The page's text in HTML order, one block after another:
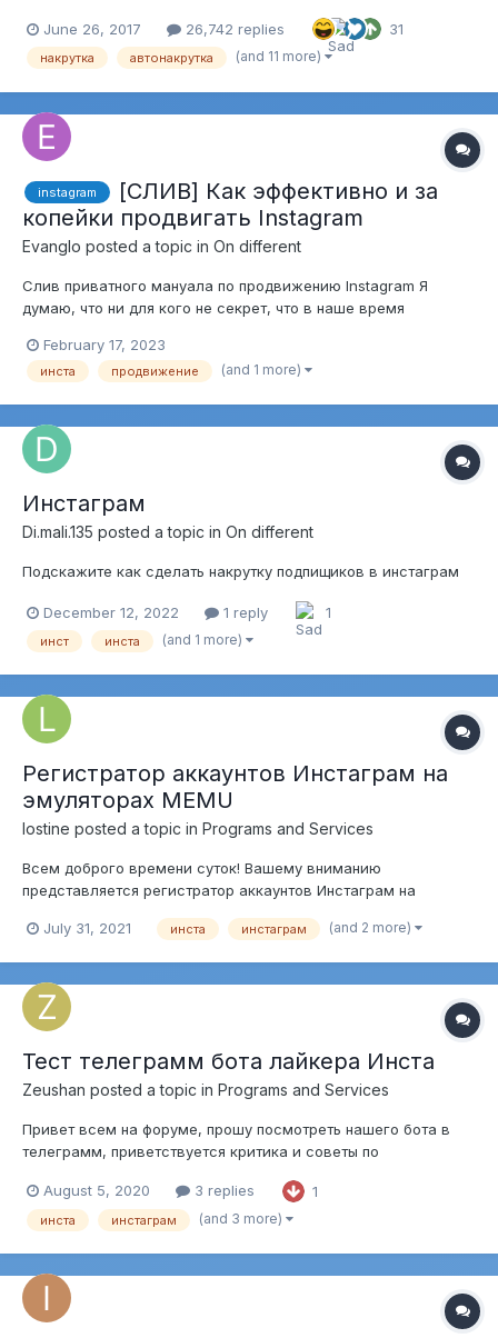
новости в этой теме. Не секрет, что у сервиса нет
полноценной тех-поддержки. Давайте сделаем жизнь друг
June 26, 2017 26,742 replies 31
накрутка автонакрутка (and 11 more)
instagram
[СЛИВ] Как эффективно и за
копейки продвигать Instagram
Evanglo posted a topic in On different
Слив приватного мануала по продвижению Instagram Я
думаю, что ни для кого не секрет, что в наше время
продвинуть свои страницы в соц. сетях. Кто-то покупает
прямую рекламу, кто-то настраивает таргетинговую, но лишь
February 17, 2023
инста продвижение (and 1 more)
Инстаграм
Di.mali.135 posted a topic in On different
Подскажите как сделать накрутку подпищиков в инстаграм
December 12, 2022 1 reply 1
инст инста (and 1 more)
Регистратор аккаунтов Инстаграм на
эмуляторах MEMU
lostine posted a topic in Programs and Services
Всем доброго времени суток! Вашему вниманию
представляется регистратор аккаунтов Инстаграм на
не ограничены! Возможно регистрировать аккаунты на
activate.ru! Ре...
July 31, 2021 инста инстаграм (and 2 more)
Тест телеграмм бота лайкера Инста
Zeushan posted a topic in Programs and Services
Привет всем на форуме, прошу посмотреть нашего бота в
телеграмм, приветствуется критика и советы по
прогоны. Если есть желание помочь в тесте, крутаните 1
рубль. Буду вам невероятно благодарен! Всем успехов!
August 5, 2020 3 replies 1
инста инстаграм (and 3 more)